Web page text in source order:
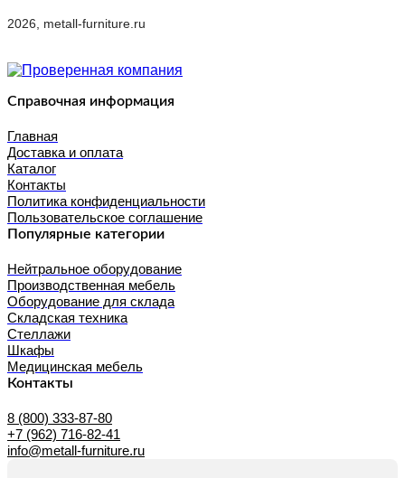
2026, metall-furniture.ru
Справочная информация
Главная
Доставка и оплата
Каталог
Контакты
Политика конфиденциальности
Пользовательское соглашение
Популярные категории
Нейтральное оборудование
Производственная мебель
Оборудование для склада
Складская техника
Стеллажи
Шкафы
Медицинская мебель
Контакты
8 (800) 333-87-80
+7 (962) 716-82-41
info@metall-furniture.ru